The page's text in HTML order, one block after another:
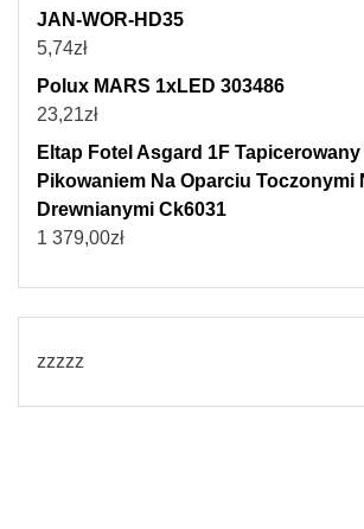
JAN-WOR-HD35
5,74zł
Polux MARS 1xLED 303486
23,21zł
Eltap Fotel Asgard 1F Tapicerowany
Pikowaniem Na Oparciu Toczonymi
Drewnianymi Ck6031
1 379,00zł
zzzzz